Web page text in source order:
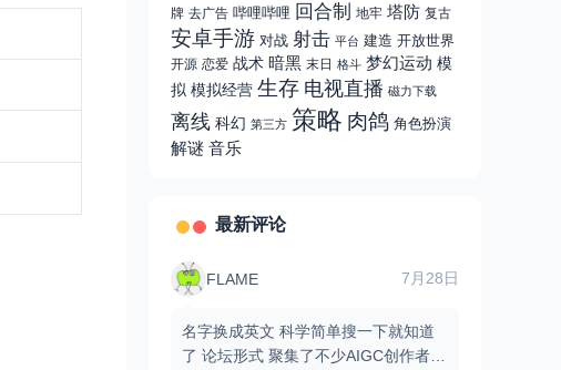
牌 去广告 哔哩哔哩 回合制 地牢 塔防 复古
安卓手游 对战 射击 平台 建造 开放世界
开源 恋爱 战术 暗黑 末日 格斗 梦幻运动 模
拟 模拟经营 生存 电视直播 磁力下载
离线 科幻 第三方 策略 肉鸽 角色扮演
解谜 音乐
最新评论
FLAME 7月28日
名字换成英文 科学简单搜一下就知道
了 论坛形式 聚集了不少AIGC创作者和